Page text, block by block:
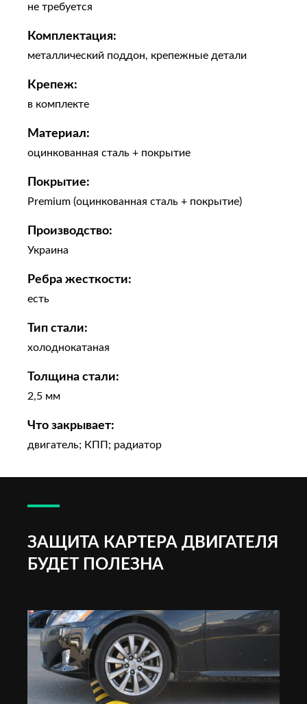
не требуется
Комплектация:
металлический поддон, крепежные детали
Крепеж:
в комплекте
Материал:
оцинкованная сталь + покрытие
Покрытие:
Premium (оцинкованная сталь + покрытие)
Производство:
Украина
Ребра жесткости:
есть
Тип стали:
холоднокатаная
Толщина стали:
2,5 мм
Что закрывает:
двигатель; КПП; радиатор
ЗАЩИТА КАРТЕРА ДВИГАТЕЛЯ
БУДЕТ ПОЛЕЗНА